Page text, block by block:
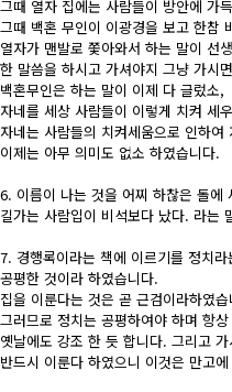
그때 열자 집에는 사람들이 방안에 가
그때 백혼 무인이 이광경을 보고 한참
열자가 맨발로 쫓아와서 하는 말이 선
한 말씀을 하시고 가셔야지 그냥 가시
백혼무인은 하는 말이 이제 다 글렀소,
자네를 세상 사람들이 이렇게 치켜 세
자네는 사람들의 치켜세움으로 인하여
이제는 아무 의미도 없소 하였습니다.
6. 이름이 나는 것을 어찌 하찮은 돌에
길가는 사람입이 비석보다 났다. 라는
7. 경행록이라는 책에 이르기를 정치
공평한 것이라 하였습니다.
집을 이룬다는 것은 곧 근검이라하였습
그러므로 정치는 공평하여야 하며 항
옛날에도 강조 한 듯 합니다. 그리고
반드시 이룬다 하였으니 이것은 만고